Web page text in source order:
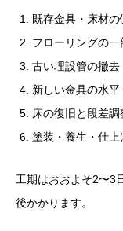
既存金具・床材
フローリングの
古い埋設管の撤去
新しい金具の水
床の復旧と段差調
塗装・養生・仕上
工期はおおよそ2〜3
後かかります。